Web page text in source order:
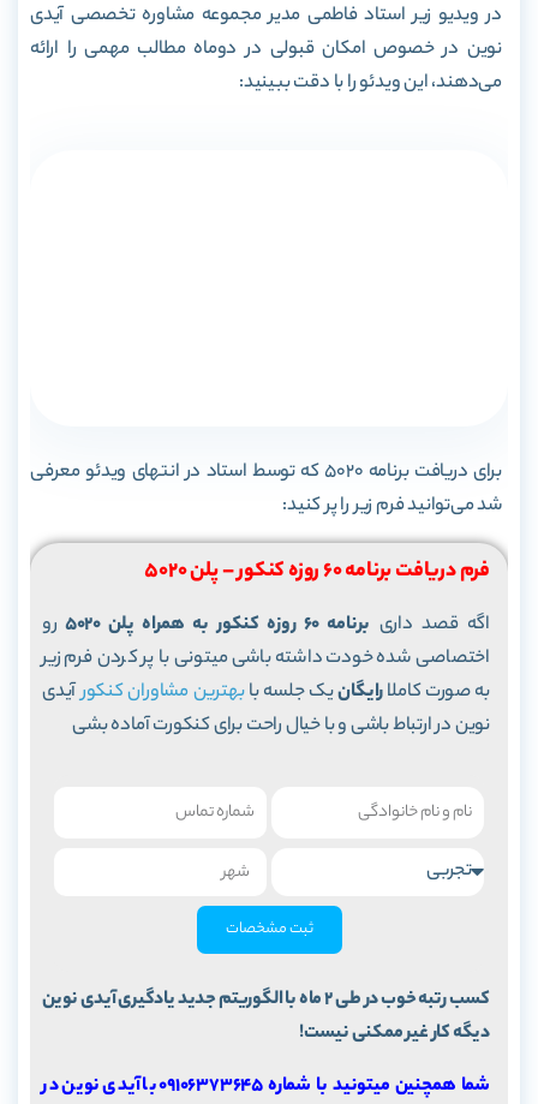
در ویدیو زیر استاد فاطمی مدیر مجموعه مشاوره تخصصی آیدی
نوین در خصوص امکان قبولی در دوماه مطالب مهمی را ارائه
می‌دهند، این ویدئو را با دقت ببینید:
برای دریافت برنامه 5020 که توسط استاد در انتهای ویدئو معرفی
شد می‌توانید فرم زیر را پر کنید:
فرم دریافت برنامه 60 روزه کنکور – پلن 5020
اگه قصد داری برنامه 60 روزه کنکور به همراه پلن 5020
رو
اختصاصی شده خودت داشته باشی میتونی با پر کردن فرم زیر
به صورت کاملارایگانیک جلسه بابهترین مشاوران کنکورآیدی
نوین در ارتباط باشی و با خیال راحت برای کنکورت آماده بشی
ثبت مشخصات
کسب رتبه خوب در طی 2 ماه با الگوریتم جدید یادگیری آیدی نوین
دیگه کار غیر ممکنی نیست!
شما همچنین میتونید با شماره 09106373645 با آیدی نوین در